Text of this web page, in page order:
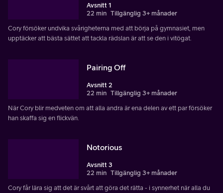
Avsnitt 1
22 min Tillgänglig 3+ månader
Cory försöker undvika svårigheterna med att börja på gymnasiet, men
upptäcker att bästa sättet att tackla rädslan är att se den i vitögat.
Pairing Off
Avsnitt 2
22 min Tillgänglig 3+ månader
När Cory blir medveten om att alla andra är ena delen av ett par försöker
han skaffa sig en flickvän.
Notorious
Avsnitt 3
22 min Tillgänglig 3+ månader
Cory får lära sig att det är svårt att göra det rätta - i synnerhet när alla du